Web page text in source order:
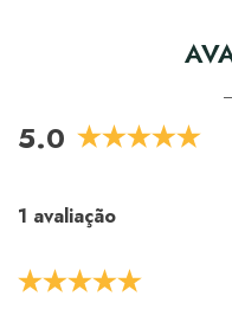
5.0
1 avaliação